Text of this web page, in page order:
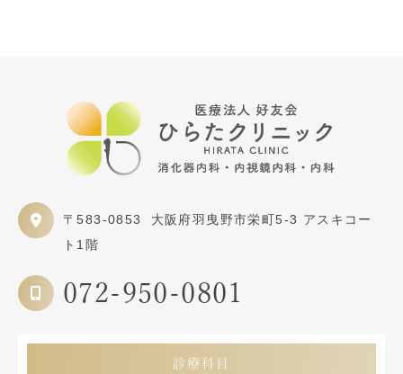
〒583-0853
大阪府羽曳野市栄町5-3 アスキコー
ト1階
072-950-0801
診療科目